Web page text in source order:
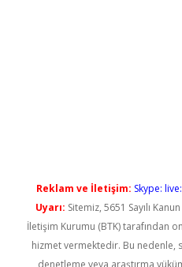
Reklam ve İletişim: Skype:
Uyarı: Sitemiz, 5651 Sayılı
İletişim Kurumu (BTK) tarafından
hizmet vermektedir. Bu
denetleme veya araştırma